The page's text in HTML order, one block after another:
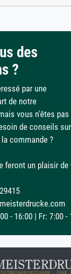
des
?
par une
de notre
vous n'êtes
de conseils
commande ?
feront un plaisir de
- 16:00 | Fr: 7:00 -